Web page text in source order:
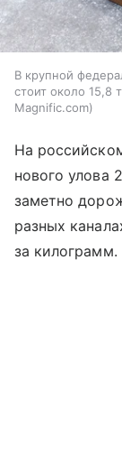
В крупной
стоит около 15,8
Magnific.com
На
нового улова
заметно
разных
за килограмм.